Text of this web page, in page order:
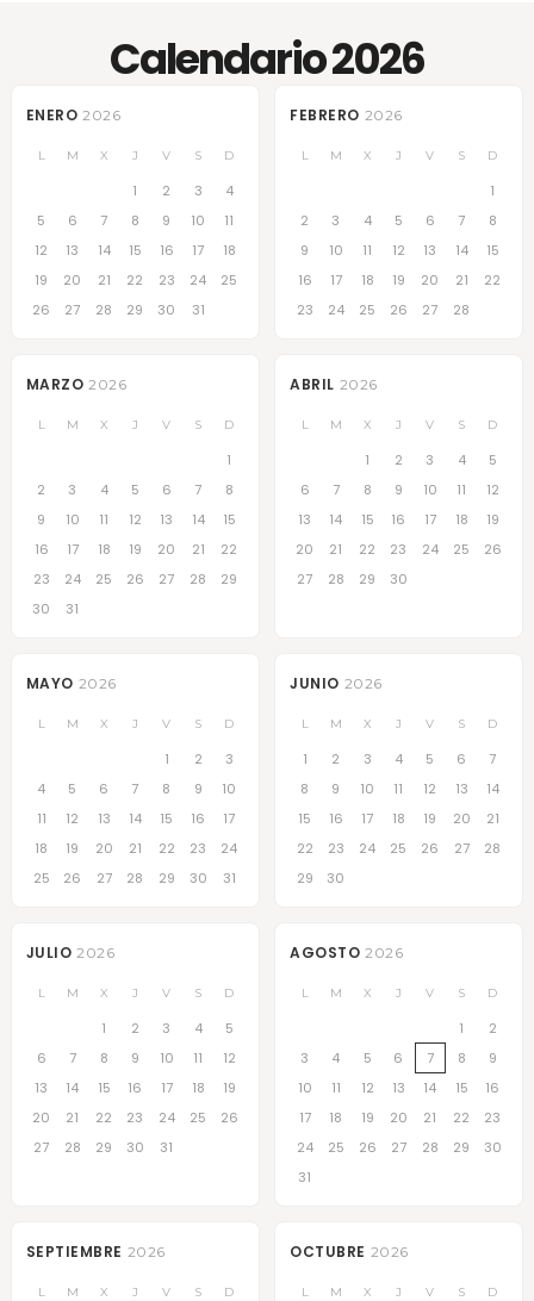
Calendario 2026
ENERO 2026
L M X J V S D
1 2 3
4
5
6 7 8 9 10
11
12
13 14 15 16 17
18
19
20 21 22 23 24
25
26
27 28 29 30 31
FEBRERO 2026
L M X J V S D
1
2
3 4 5 6 7
8
9
10 11 12 13 14
15
16
17 18 19 20 21
22
23
24 25 26 27 28
MARZO 2026
L M X J V S D
1
2
3 4 5 6 7
8
9
10 11 12 13 14
15
16
17 18 19 20 21
22
23
24 25 26 27 28
29
30
31
ABRIL 2026
L M X J V S D
1 2 3 4
5
6
7 8 9 10 11
12
13
14 15 16 17 18
19
20
21 22 23 24 25
26
27
28 29 30
MAYO 2026
L M X J V S D
1 2
3
4
5 6 7 8 9
10
11
12 13 14 15 16
17
18
19 20 21 22 23
24
25
26 27 28 29 30 31
JUNIO 2026
L M X J V S D
1 2 3 4 5 6
7
8
9 10 11 12 13
14
15
16 17 18 19 20
21
22
23 24 25 26 27
28
29
30
JULIO 2026
L M X J V S D
1 2 3 4
5
6
7 8 9 10 11
12
13
14 15 16 17 18
19
20
21 22 23 24 25
26
27
28 29 30 31
AGOSTO 2026
L M X J V S D
1
2
3
4 5 6 7 8
9
10
11 12 13 14 15
16
17
18 19 20 21 22
23
24
25 26 27 28 29
30
31
SEPTIEMBRE 2026
L M X J V S D
OCTUBRE 2026
L M X J V S D